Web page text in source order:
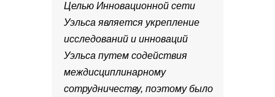
Целью Инновационной сети
Уэльса является укрепление
исследований и инноваций
Уэльса путем содействия
междисциплинарному
сотрудничеству, поэтому было